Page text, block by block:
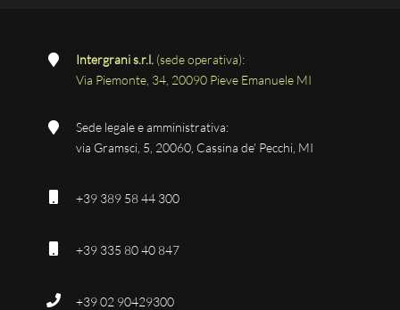
Intergrani s.r.l.(sede operativa):
Via Piemonte, 34, 20090 Pieve Emanuele MI
Sede legale e amministrativa:
via Gramsci, 5, 20060, Cassina de' Pecchi, MI
+39 389 58 44 300
+39 335 80 40 847
+39 02 90429300